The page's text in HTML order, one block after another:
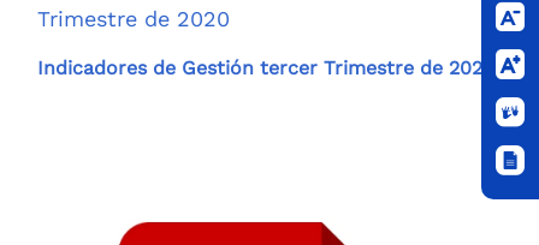
Trimestre de 2020
Indicadores de Gestión tercer Trimestre de 2020